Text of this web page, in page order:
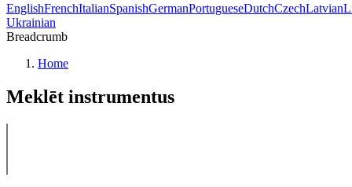
EnglishFrenchItalianSpanishGermanPortugueseDutchCzechLatvian
Ukrainian
Breadcrumb
Home
Meklēt instrumentus